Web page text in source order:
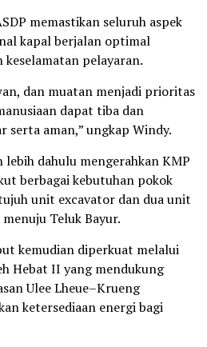
memastikan seluruh aspek
kapal berjalan optimal
keselamatan pelayaran.
dan muatan menjadi prioritas
dapat tiba dan
serta aman,” ungkap Windy.
lebih dahulu mengerahkan KMP
berbagai kebutuhan pokok
unit excavator dan dua unit
Teluk Bayur.
kemudian diperkuat melalui
Hebat II yang mendukung
Ulee Lheue–Krueng
ketersediaan energi bagi